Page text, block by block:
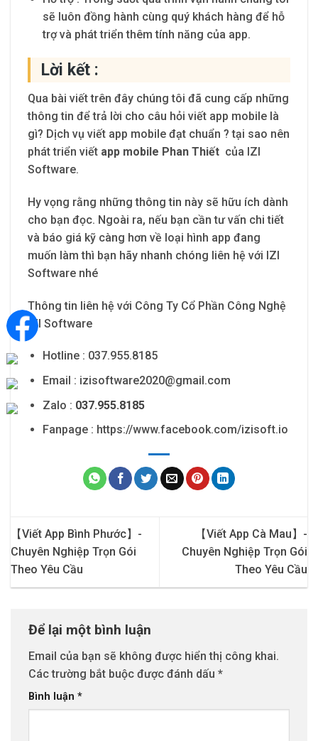
sẽ luôn đồng hành cùng quý khách hàng để hỗ
trợ và phát triển thêm tính năng của app.
Lời kết :
Qua bài viết trên đây chúng tôi đã cung cấp những
thông tin để trả lời cho câu hỏi viết app mobile là
gì? Dịch vụ viết app mobile đạt chuẩn ? tại sao nên
phát triển viết app mobile Phan Thiết của IZI
Software.
Hy vọng rằng những thông tin này sẽ hữu ích dành
cho bạn đọc. Ngoài ra, nếu bạn cần tư vấn chi tiết
và báo giá kỹ càng hơn về loại hình app đang
muốn làm thì bạn hãy nhanh chóng liên hệ với IZI
Software nhé
Thông tin liên hệ với Công Ty Cổ Phần Công Nghệ
IZI Software
Hotline : 037.955.8185
Email : izisoftware2020@gmail.com
Zalo : 037.955.8185
Fanpage : https://www.facebook.com/izisoft.io
【Viết App Bình Phước】-
Chuyên Nghiệp Trọn Gói
Theo Yêu Cầu
【Viết App Cà Mau】-
Chuyên Nghiệp Trọn Gói
Theo Yêu Cầu
Để lại một bình luận
Email của bạn sẽ không được hiển thị công khai.
Các trường bắt buộc được đánh dấu *
Bình luận *